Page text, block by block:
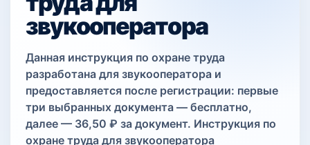
звукооператора
Данная инструкция по охране труда
разработана для звукооператора и
предоставляется после регистрации: первые
три выбранных документа — бесплатно,
далее — 36,50 ₽ за документ. Инструкция по
охране труда для звукооператора